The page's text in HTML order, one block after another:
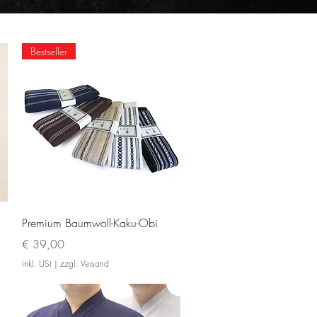
Schnellansicht
Bestseller
Premium Baumwoll-Kaku-Obi
Preis
€ 39,00
inkl. USt| zzgl. Versand